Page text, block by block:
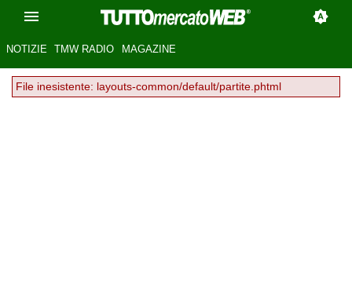
NOTIZIE TMW RADIO MAGAZINE
File inesistente: layouts-common/default/partite.phtml